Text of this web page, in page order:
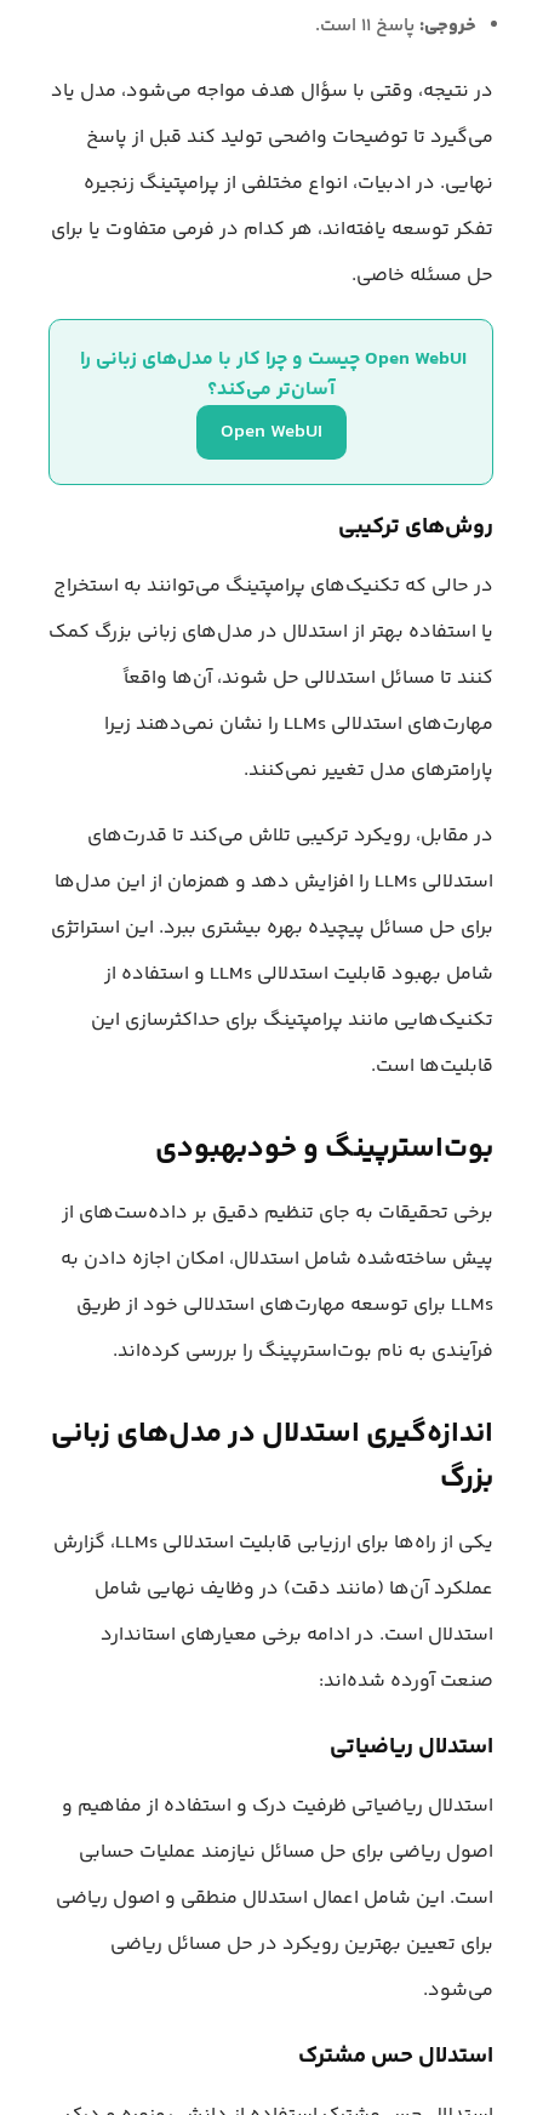
خروجی: پاسخ ۱۱ است.
در نتیجه، وقتی با سؤال هدف مواجه می‌شود، مدل یاد
می‌گیرد تا توضیحات واضحی تولید کند قبل از پاسخ
نهایی. در ادبیات، انواع مختلفی از پرامپتینگ زنجیره
تفکر توسعه یافته‌اند، هر کدام در فرمی متفاوت یا برای
حل مسئله خاصی.
Open WebUI چیست و چرا کار با مدل‌های زبانی را
آسان‌تر می‌کند؟
Open WebUI
روش‌های ترکیبی
در حالی که تکنیک‌های پرامپتینگ می‌توانند به استخراج
یا استفاده بهتر از استدلال در مدل‌های زبانی بزرگ کمک
کنند تا مسائل استدلالی حل شوند، آن‌ها واقعاً
مهارت‌های استدلالی LLMs را نشان نمی‌دهند زیرا
پارامترهای مدل تغییر نمی‌کنند.
در مقابل، رویکرد ترکیبی تلاش می‌کند تا قدرت‌های
استدلالی LLMs را افزایش دهد و همزمان از این مدل‌ها
برای حل مسائل پیچیده بهره بیشتری ببرد. این استراتژی
شامل بهبود قابلیت استدلالی LLMs و استفاده از
تکنیک‌هایی مانند پرامپتینگ برای حداکثرسازی این
قابلیت‌ها است.
بوت‌استرپینگ و خودبهبودی
برخی تحقیقات به جای تنظیم دقیق بر داده‌ست‌های از
پیش ساخته‌شده شامل استدلال، امکان اجازه دادن به
LLMs برای توسعه مهارت‌های استدلالی خود از طریق
فرآیندی به نام بوت‌استرپینگ را بررسی کرده‌اند.
اندازه‌گیری استدلال در مدل‌های زبانی
بزرگ
یکی از راه‌ها برای ارزیابی قابلیت استدلالی LLMs، گزارش
عملکرد آن‌ها (مانند دقت) در وظایف نهایی شامل
استدلال است. در ادامه برخی معیارهای استاندارد
صنعت آورده شده‌اند:
استدلال ریاضیاتی
استدلال ریاضیاتی ظرفیت درک و استفاده از مفاهیم و
اصول ریاضی برای حل مسائل نیازمند عملیات حسابی
است. این شامل اعمال استدلال منطقی و اصول ریاضی
برای تعیین بهترین رویکرد در حل مسائل ریاضی
می‌شود.
استدلال حس مشترک